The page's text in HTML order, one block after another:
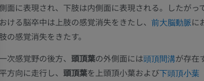
面に表現され、下肢は内側面に表現される。したがって
おける脳卒中は上肢の感覚消失をきたし、 前大脳動脈に
肢の感覚消失をきたす。
一次感覚野の後方、 頭頂葉の外側面には頭頂間溝が存在
平方向に走行し、 頭頂葉を上頭頂小葉および下頭頂小葉